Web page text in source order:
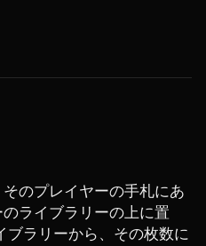
のプレイヤーの手札にあ
ライブラリーの上に置
ブラリーから、その枚数に